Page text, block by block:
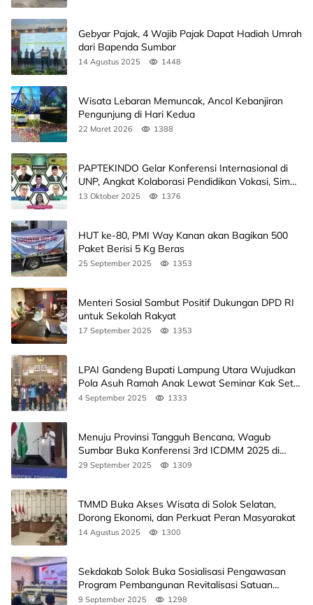
Gebyar Pajak, 4 Wajib Pajak Dapat Hadiah Umrah
dari Bapenda Sumbar
14 Agustus 2025 1448
Wisata Lebaran Memuncak, Ancol Kebanjiran
Pengunjung di Hari Kedua
22 Maret 2026 1388
PAPTEKINDO Gelar Konferensi Internasional di
UNP, Angkat Kolaborasi Pendidikan Vokasi, Simak
Agendanya
13 Oktober 2025 1376
HUT ke-80, PMI Way Kanan akan Bagikan 500
Paket Berisi 5 Kg Beras
25 September 2025 1353
Menteri Sosial Sambut Positif Dukungan DPD RI
untuk Sekolah Rakyat
17 September 2025 1353
LPAI Gandeng Bupati Lampung Utara Wujudkan
Pola Asuh Ramah Anak Lewat Seminar Kak Seto,
Ini Jadwalnya
4 September 2025 1333
Menuju Provinsi Tangguh Bencana, Wagub
Sumbar Buka Konferensi 3rd ICDMM 2025 di
Unand
29 September 2025 1309
TMMD Buka Akses Wisata di Solok Selatan,
Dorong Ekonomi, dan Perkuat Peran Masyarakat
14 Agustus 2025 1300
Sekdakab Solok Buka Sosialisasi Pengawasan
Program Pembangunan Revitalisasi Satuan
Pendidikan
9 September 2025 1298